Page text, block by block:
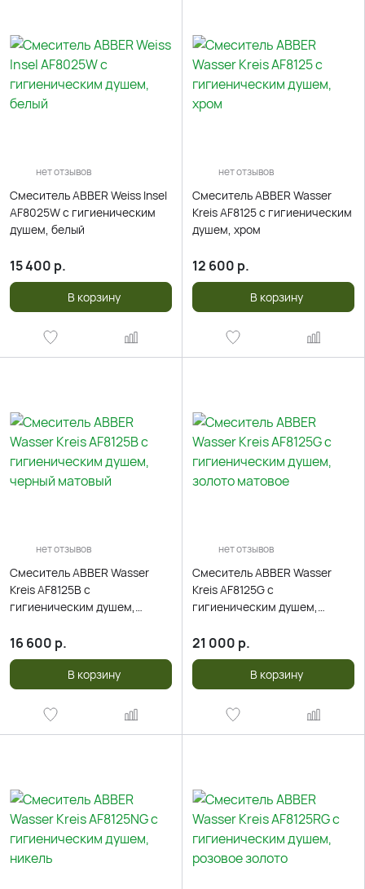
нет отзывов
Смеситель ABBER Weiss Insel
AF8025W с гигиеническим
душем, белый
15 400 р.
В корзину
нет отзывов
Смеситель ABBER Wasser
Kreis AF8125 с гигиеническим
душем, хром
12 600 р.
В корзину
нет отзывов
Смеситель ABBER Wasser
Kreis AF8125B с
гигиеническим душем,
16 600 р.
В корзину
нет отзывов
Смеситель ABBER Wasser
Kreis AF8125G с
гигиеническим душем,
21 000 р.
В корзину